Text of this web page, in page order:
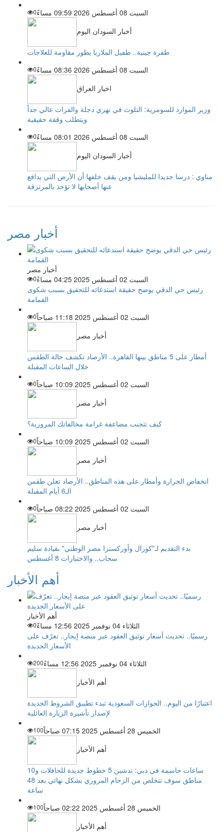
السبت 08 أغسطس 2026 09:59 مساءً 0
أخبار السودان اليوم
طفرة جينية.. طفيل الملاريا يطور مقاومة للعلاجات
السبت 08 أغسطس 2026 08:36 مساءً
0
اخبار العراق
وزير الموارد للسومرية: التلوث في نهري دجلة والفرات عالي جداً
ويتطلب وقفة حقيقية
السبت 08 أغسطس 2026 08:01 مساءً
0
أخبار السودان اليوم
مناوي : درسا جديدا للمليشيا ومن يقف خلفها أن الأرض التي يدافع
عنها أصحابها لا تؤخذ بالمرتزقة
أخبار مصر
أخبار مصر
السبت 02 أغسطس 2025 04:25 مساءً
0
رئيس حي الدقي يوضح حقيقة استدعائه للتحقيق بسبب شكوى
القمامة
السبت 02 أغسطس 2025 11:18 صباحاً
0
أخبار مصر
أمطار على 5 مناطق بينها القاهرة.. الأرصاد تكشف حالة الطقس
خلال الساعات المقبلة
السبت 02 أغسطس 2025 10:09 صباحاً
0
أخبار مصر
كيف تتجنب مضاعفة غرامة مخالفاتك المرورية؟
السبت 02 أغسطس 2025 10:09 صباحاً
0
أخبار مصر
انخفاض الحرارة وأمطار على هذه المناطق.. الأرصاد تعلن طقس
الـ6 أيام المقبلة
السبت 02 أغسطس 2025 08:22 صباحاً
0
أخبار مصر
بدء التقديم لـ"كورال وأوركسترا مصر الوطني" بقيادة سليم
سحاب.. والاختبارات 8 أغسطس
أهم الأخبار
أهم الأخبار
الثلاثاء 04 نوفمبر 2025 12:56 مساءً
0
رسميًا.. تحديث أسعار توثيق العقود عبر منصة إيجار.. تعرّف على
الأسعار الجديدة
الثلاثاء 04 نوفمبر 2025 12:56 مساءً
200
أهم الأخبار
اعتبارًا من اليوم.. الجوازات السعودية تبدء تطبيق الشروط الجديدة
لإصدار تأشيرة الزيارة العائلية
الخميس 28 أغسطس 2025 07:15 صباحاً
100
أهم الأخبار
ساعات حاسمة في دبي: تدشين 5 خطوط جديدة للحافلات و10
مناطق سوف تتخلص من الزحام المروري بشكل نهائي بعد 48
ساعة
الخميس 28 أغسطس 2025 02:22 صباحاً
100
أهم الأخبار